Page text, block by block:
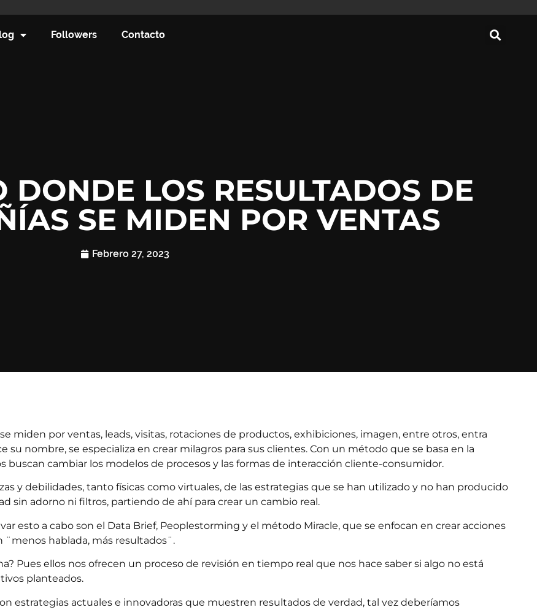
Followers Contacto
LOS RESULTADOS DE
SE MIDEN POR VENTAS
Febrero 27, 2023
miden por ventas, leads, visitas, rotaciones de productos, exhibiciones, imagen, entre otros, entra
nombre, se especializa en crear milagros para sus clientes. Con un método que se basa en la
cambiar los modelos de procesos y las formas de interacción cliente-consumidor.
y debilidades, tanto físicas como virtuales, de las estrategias que se han utilizado y no han producido
sin adorno ni filtros, partiendo de ahí para crear un cambio real.
esto a cabo son el Data Brief, Peoplestorming y el método Miracle, que se enfocan en crear acciones
¨menos hablada, más resultados¨.
Pues ellos nos ofrecen un proceso de revisión en tiempo real que nos hace saber si algo no está
planteados.
estrategias actuales e innovadoras que muestren resultados de verdad, tal vez deberíamos